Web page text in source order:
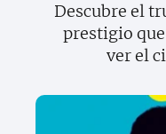
Descubre el
prestigio
ver el